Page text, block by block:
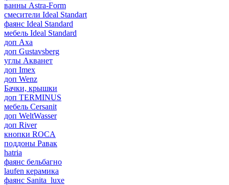
ванны Astra-Form
смесители Ideal Standart
фаянс Ideal Standard
мебель Ideal Standard
доп Axa
доп Gustavsberg
углы Акванет
доп Imex
доп Wenz
Бачки, крышки
доп TERMINUS
мебель Cersanit
доп WeltWasser
доп River
кнопки ROCA
поддоны Равак
hatria
фаянс бельбагно
laufen керамика
фаянс Sanita_luxe